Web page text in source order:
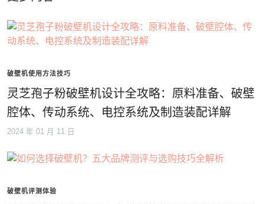
破壁机使用方法技巧
灵芝孢子粉破壁机设计全攻略：原料准备、破壁
腔体、传动系统、电控系统及制造装配详解
2024 年 01 月 11 日
破壁机评测体验